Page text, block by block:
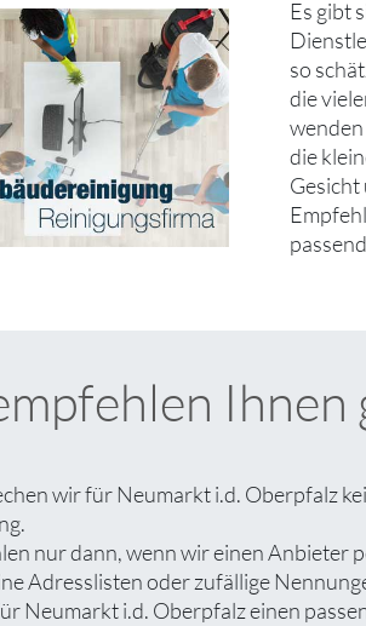
Es gibt
so
die
die
Gesicht
Ihnen
wir für Neumarkt i.d. Oberpfalz
nur dann, wenn wir einen Anbieter
Adresslisten oder zufällige
Neumarkt i.d. Oberpfalz einen